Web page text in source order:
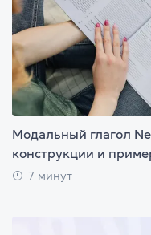
Модальный глагол
конструкции и
7 минут